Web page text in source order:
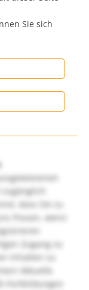
Sie sich
dass Sie zu
freuen, wenn
Zugang zu
Inhalten zu
Aktuelle
Fortbildungen